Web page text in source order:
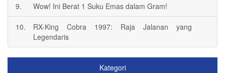
9. Wow! Ini Berat 1 Suku Emas dalam Gram!
10.
RX-King Cobra 1997: Raja Jalanan yang
Legendaris
Kategori